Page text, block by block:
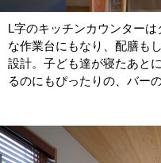
L字のキッチンカウンター
な作業台にもなり、配膳も
設計。子ども達が寝たあと
るのにもぴったりの、バー